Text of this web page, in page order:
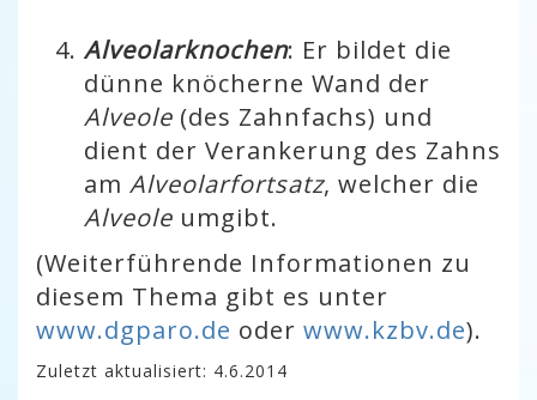
Alveolarknochen: Er bildet die
dünne knöcherne Wand der
Alveole (des Zahnfachs) und
dient der Verankerung des Zahns
am Alveolarfortsatz, welcher die
Alveole umgibt.
(Weiterführende Informationen zu
diesem Thema gibt es unter
www.dgparo.de oder www.kzbv.de).
Zuletzt aktualisiert: 4.6.2014